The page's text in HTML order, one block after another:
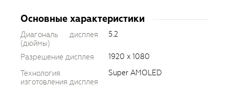
Основные характеристики
Диагональ дисплея
(дюймы)
5.2
Разрешение дисплея
1920 x 1080
Технология
изготовления дисплея
Super AMOLED